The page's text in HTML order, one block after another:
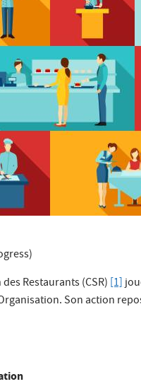
Restaurants (CSR) [1]
Son action